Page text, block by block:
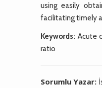
using easily
facilitating timely
Keywords: Acute
ratio
Sorumlu Yazar: